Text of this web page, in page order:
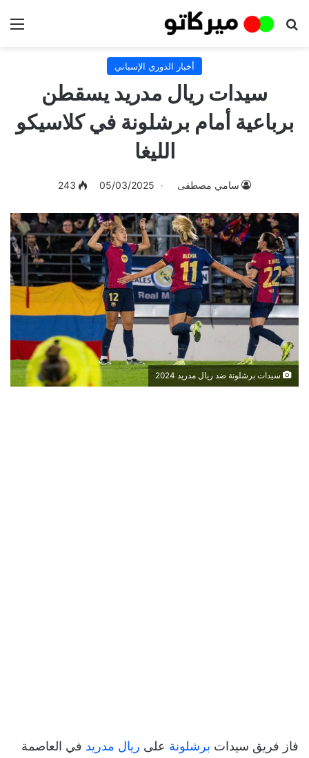
بحث عن
أخبار الدوري الإسباني
سيدات ريال مدريد يسقطن
برباعية أمام برشلونة في كلاسيكو
الليغا
سامي مصطفى 05/03/2025
243
سيدات برشلونة ضد ريال مدريد 2024
فاز فريق سيدات برشلونة على ريال مدريد في العاصمة